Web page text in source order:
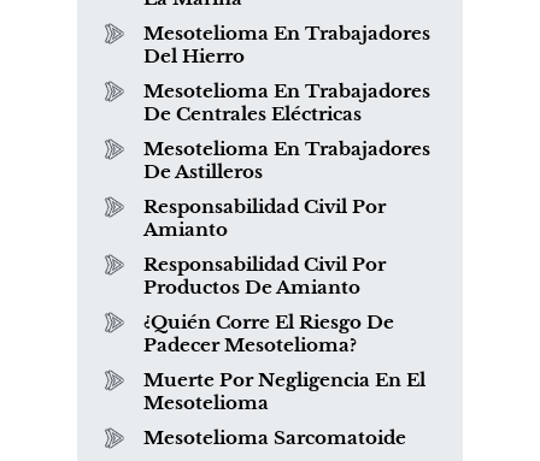
Mesotelioma En Trabajadores
Del Hierro
Mesotelioma En Trabajadores
De Centrales Eléctricas
Mesotelioma En Trabajadores
De Astilleros
Responsabilidad Civil Por
Amianto
Responsabilidad Civil Por
Productos De Amianto
¿Quién Corre El Riesgo De
Padecer Mesotelioma?
Muerte Por Negligencia En El
Mesotelioma
Mesotelioma Sarcomatoide